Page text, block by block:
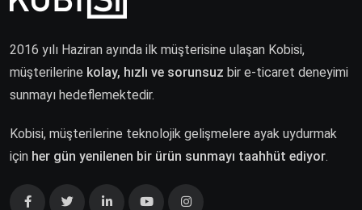
2016 yılı Haziran ayında ilk müşterisine ulaşan Kobisi,
müşterilerine kolay, hızlı ve sorunsuz bir e-ticaret deneyimi
sunmayı hedeflemektedir.
Kobisi, müşterilerine teknolojik gelişmelere ayak uydurmak
için her gün yenilenen bir ürün sunmayı taahhüt ediyor.